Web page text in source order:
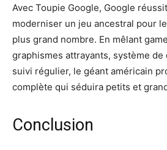
Avec Toupie Google, Google
moderniser un jeu ancestral pour
plus grand nombre. En mêlant
graphismes attrayants, système
suivi régulier, le géant américain
complète qui séduira petits et
Conclusion